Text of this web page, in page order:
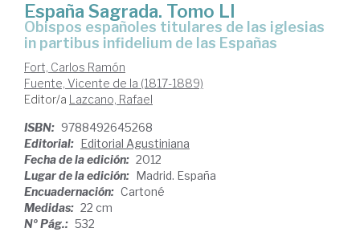
España Sagrada. Tomo LI
Obispos españoles titulares de las iglesias
in partibus infidelium de las Españas
Fort, Carlos Ramón
Fuente, Vicente de la (1817-1889)
Editor/a Lazcano, Rafael
ISBN: 9788492645268
Editorial: Editorial Agustiniana
Fecha de la edición: 2012
Lugar de la edición: Madrid. España
Encuadernación: Cartoné
Medidas: 22 cm
Nº Pág.: 532